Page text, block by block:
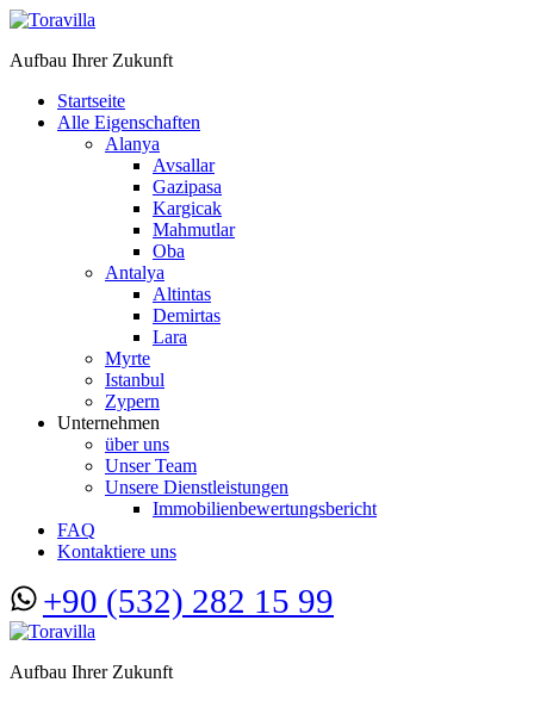
Aufbau Ihrer Zukunft
Startseite
Alle Eigenschaften
Alanya
Avsallar
Gazipasa
Kargicak
Mahmutlar
Oba
Antalya
Altintas
Demirtas
Lara
Myrte
Istanbul
Zypern
Unternehmen
über uns
Unser Team
Unsere Dienstleistungen
Immobilienbewertungsbericht
FAQ
Kontaktiere uns
+90 (532) 282 15 99
Aufbau Ihrer Zukunft